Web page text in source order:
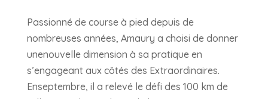
Passionné de course à pied depuis de
nombreuses années, Amaury a choisi de donner
unenouvelle dimension à sa pratique en
s’engageant aux côtés des Extraordinaires.
Enseptembre, il a relevé le défi des 100 km de